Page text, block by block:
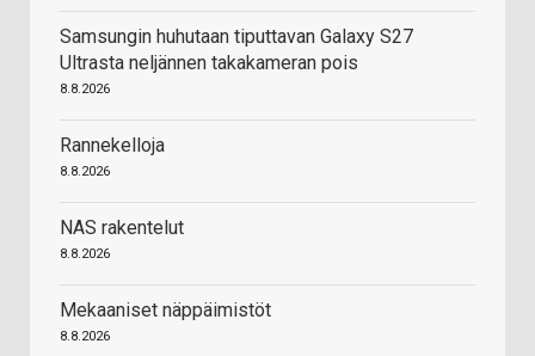
Samsungin huhutaan tiputtavan Galaxy S27
Ultrasta neljännen takakameran pois
8.8.2026
Rannekelloja
8.8.2026
NAS rakentelut
8.8.2026
Mekaaniset näppäimistöt
8.8.2026